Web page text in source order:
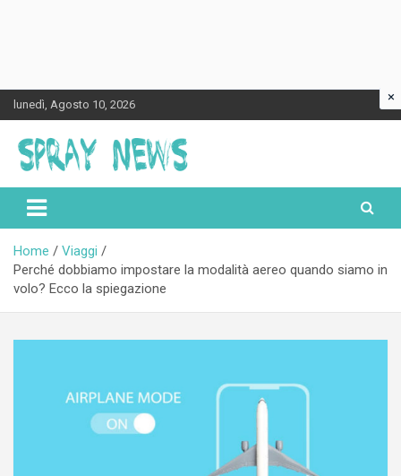
Skip
to
content
lunedì, Agosto 10, 2026
Spraynews.it
Home
Viaggi
Perché dobbiamo impostare la modalità aereo quando siamo in
volo? Ecco la spiegazione
×